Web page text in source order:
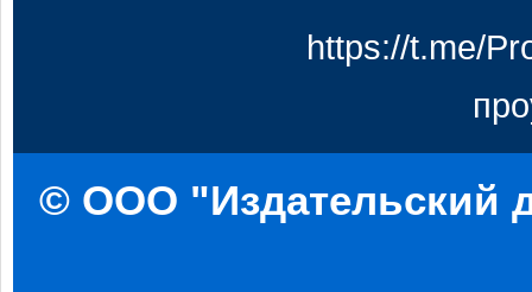
https://t.me/
© ООО "Издательский